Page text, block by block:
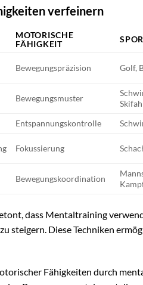
verfeinern
MOTORISCHE
FÄHIGKEIT
Bewegungspräzision Golf,
Bewegungsmuster
Entspannungskontrolle
Fokussierung
Bewegungskoordination
dass Mentaltraining
steigern. Diese Techniken
Fähigkeiten durch